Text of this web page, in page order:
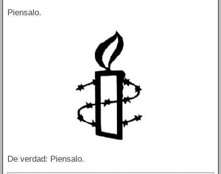
Piensalo.
De verdad: Piensalo.